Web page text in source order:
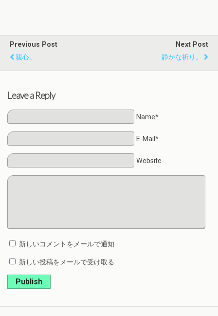
Previous Post
親心。
Next Post
静かな祈り。
Leave a Reply
Name*
E-Mail*
Website
新しいコメントをメールで通知
新しい投稿をメールで受け取る
Publish